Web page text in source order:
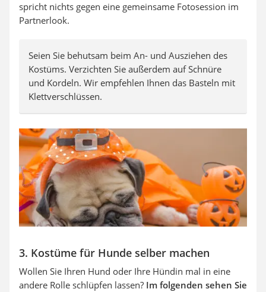
spricht nichts gegen eine gemeinsame Fotosession im
Partnerlook.
Seien Sie behutsam beim An- und Ausziehen des
Kostüms. Verzichten Sie außerdem auf Schnüre
und Kordeln. Wir empfehlen Ihnen das Basteln mit
Klettverschlüssen.
3. Kostüme für Hunde selber machen
Wollen Sie Ihren Hund oder Ihre Hündin mal in eine
andere Rolle schlüpfen lassen? Im folgenden sehen Sie